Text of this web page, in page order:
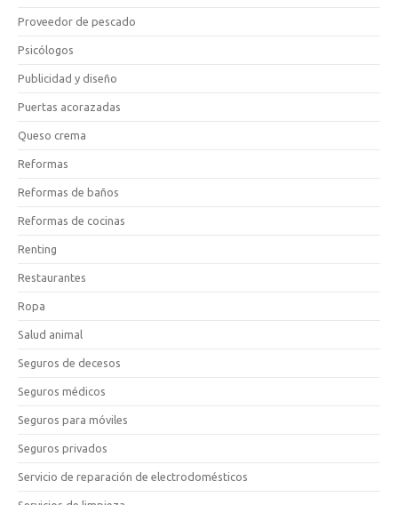
Proveedor de pescado
Psicólogos
Publicidad y diseño
Puertas acorazadas
Queso crema
Reformas
Reformas de baños
Reformas de cocinas
Renting
Restaurantes
Ropa
Salud animal
Seguros de decesos
Seguros médicos
Seguros para móviles
Seguros privados
Servicio de reparación de electrodomésticos